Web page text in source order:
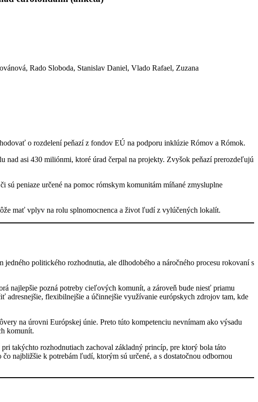
Rado Sloboda, Stanislav Daniel, Vlado Rafael, Zuzana
o rozdelení peňazí z fondov EÚ na podporu inklúzie Rómov a Rómok.
nad asi 430 miliónmi, ktoré úrad čerpal na projekty. Zvyšok peňazí prerozdeľujú
peniaze určené na pomoc rómskym komunitám míňané zmysluplne
mať vplyv na rolu splnomocnenca a život ľudí z vylúčených lokalít.
politického rozhodnutia, ale dlhodobého a náročného procesu rokovaní s
najlepšie pozná potreby cieľových komunít, a zároveň bude niesť priamu
adresnejšie, flexibilnejšie a účinnejšie využívanie európskych zdrojov tam, kde
na úrovni Európskej únie. Preto túto kompetenciu nevnímam ako výsadu
komunít.
takýchto rozhodnutiach zachoval základný princíp, pre ktorý bola táto
najbližšie k potrebám ľudí, ktorým sú určené, a s dostatočnou odbornou